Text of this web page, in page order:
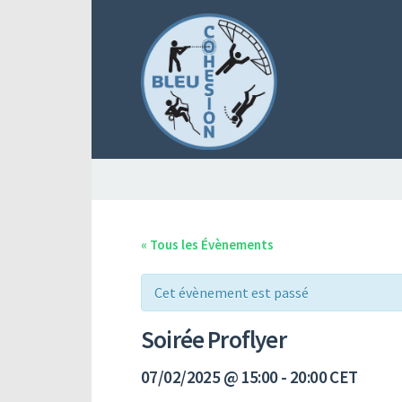
« Tous les Évènements
Cet évènement est passé
Soirée Proflyer
07/02/2025 @ 15:00- 20:00CET